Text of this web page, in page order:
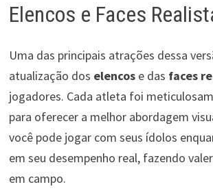
Elencos e Faces
Uma das principais atrações dessa
atualização dos elencose das faces
jogadores. Cada atleta foi
para oferecer a melhor abordagem
você pode jogar com seus ídolos
em seu desempenho real, fazendo
em campo.